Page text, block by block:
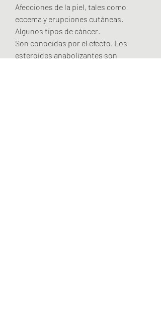
Afecciones de la piel, tales como
eccema y erupciones cutáneas.
Algunos tipos de cáncer.
Son conocidas por el efecto. Los
esteroides anabolizantes son